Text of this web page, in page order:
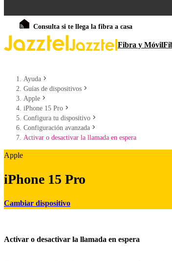
Consulta si te llega la fibra a casa
Fibra y Móvil
Ayuda
Guías de dispositivos
Apple
iPhone 15 Pro
Configura tu dispositivo
Configuración avanzada
Activar o desactivar la llamada en espera
Apple
iPhone 15 Pro
Cambiar dispositivo
Activar o desactivar la llamada en espera